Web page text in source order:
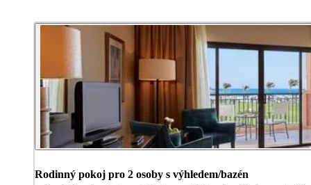
Rodinný pokoj pro 2 osoby s výhledem/bazén